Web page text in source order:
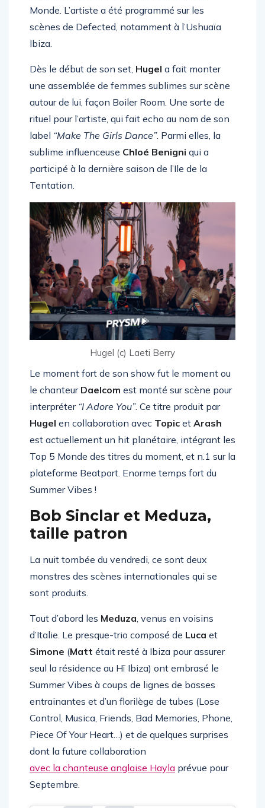
Monde. L’artiste a été programmé sur les
scènes de Defected, notamment à l’Ushuaïa
Ibiza.
Dès le début de son set, Hugel a fait monter
une assemblée de femmes sublimes sur scène
autour de lui, façon Boiler Room. Une sorte de
rituel pour l’artiste, qui fait echo au nom de son
label “Make The Girls Dance”. Parmi elles, la
sublime influenceuse Chloé Benigni qui a
participé à la dernière saison de l’Ile de la
Tentation.
Hugel (c) Laeti Berry
Le moment fort de son show fut le moment ou
le chanteur Daelcom est monté sur scène pour
interpréter “I Adore You”. Ce titre produit par
Hugel en collaboration avec Topic et Arash
est actuellement un hit planétaire, intégrant les
Top 5 Monde des titres du moment, et n.1 sur la
plateforme Beatport. Enorme temps fort du
Summer Vibes !
Bob Sinclar et Meduza,
taille patron
La nuit tombée du vendredi, ce sont deux
monstres des scènes internationales qui se
sont produits.
Tout d’abord les Meduza , venus en voisins
d’Italie. Le presque-trio composé de Luca et
Simone (Matt était resté à Ibiza pour assurer
seul la résidence au Hï Ibiza) ont embrasé le
Summer Vibes à coups de lignes de basses
entrainantes et d’un florilège de tubes (Lose
Control, Musica, Friends, Bad Memories, Phone,
Piece Of Your Heart…) et de quelques surprises
dont la future collaboration
avec la chanteuse anglaise Hayla prévue pour
Septembre.